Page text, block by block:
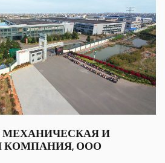
МЕХАНИЧЕСКАЯ И
КОМПАНИЯ, ООО